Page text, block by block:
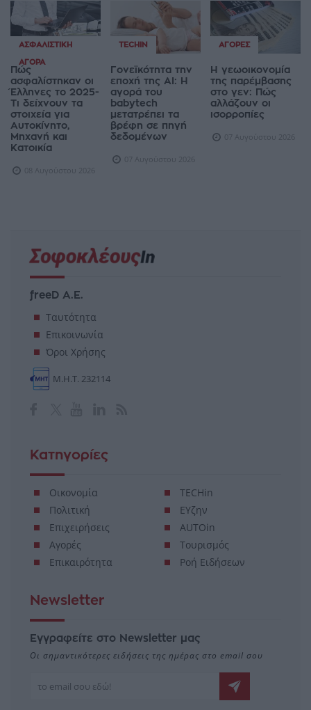
ΑΣΦΑΛΙΣΤΙΚΉ
ΑΓΟΡΆ
Πώς
ασφαλίστηκαν οι
Έλληνες το 2025-
Τι δείχνουν τα
στοιχεία για
Αυτοκίνητο,
Μηχανή και
Κατοικία
08 Αυγούστου 2026
TECHIN
Γονεϊκότητα την
εποχή της AI: Η
αγορά του
babytech
μετατρέπει τα
βρέφη σε πηγή
δεδομένων
07 Αυγούστου 2026
ΑΓΟΡΈΣ
Η γεωοικονομία
της παρέμβασης
στο γεν: Πώς
αλλάζουν οι
ισορροπίες
07 Αυγούστου 2026